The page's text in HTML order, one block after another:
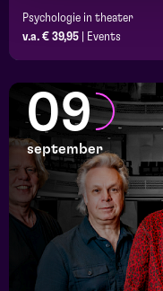
Psychologie in theater
v.a. € 39,95
Events
09
september